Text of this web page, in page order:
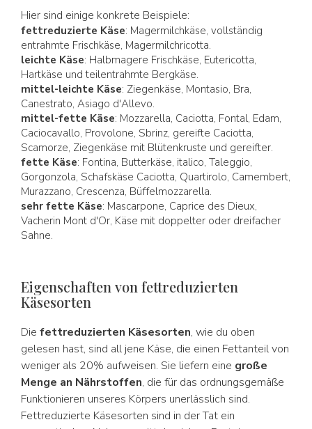
Hier sind einige konkrete Beispiele:
fettreduzierte Käse: Magermilchkäse, vollständig
entrahmte Frischkäse, Magermilchricotta.
leichte Käse: Halbmagere Frischkäse, Eutericotta,
Hartkäse und teilentrahmte Bergkäse.
mittel-leichte Käse: Ziegenkäse, Montasio, Bra,
Canestrato, Asiago d'Allevo.
mittel-fette Käse: Mozzarella, Caciotta, Fontal, Edam,
Caciocavallo, Provolone, Sbrinz, gereifte Caciotta,
Scamorze, Ziegenkäse mit Blütenkruste und gereifter.
fette Käse: Fontina, Butterkäse, italico, Taleggio,
Gorgonzola, Schafskäse Caciotta, Quartirolo, Camembert,
Murazzano, Crescenza, Büffelmozzarella.
sehr fette Käse: Mascarpone, Caprice des Dieux,
Vacherin Mont d'Or, Käse mit doppelter oder dreifacher
Sahne.
Eigenschaften von fettreduzierten
Käsesorten
Die fettreduzierten Käsesorten, wie du oben
gelesen hast, sind all jene Käse, die einen Fettanteil von
weniger als 20% aufweisen. Sie liefern eine große
Menge an Nährstoffen, die für das ordnungsgemäße
Funktionieren unseres Körpers unerlässlich sind.
Fettreduzierte Käsesorten sind in der Tat ein